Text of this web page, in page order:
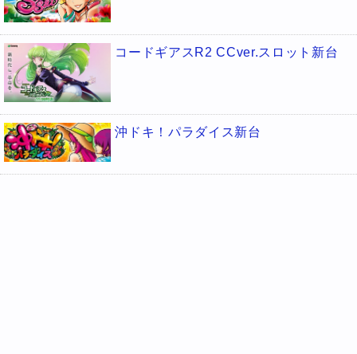
コードギアスR2 CCver.スロット新台
沖ドキ！パラダイス新台